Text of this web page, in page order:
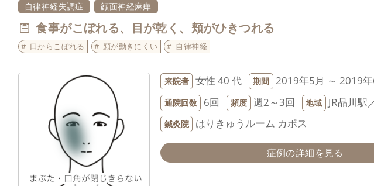
自律神経失調症 顔面神経麻痺
食事がこぼれる、目が乾く、頬がひきつれる
口からこぼれる 顔が動きにくい 自律神経
来院者 女性 40 代 期間 2019年5月 ～ 2019年
通院回数 6回 頻度 週2～3回 地域 JR品川駅
鍼灸院 はりきゅうルーム カポス
症例の詳細を見る